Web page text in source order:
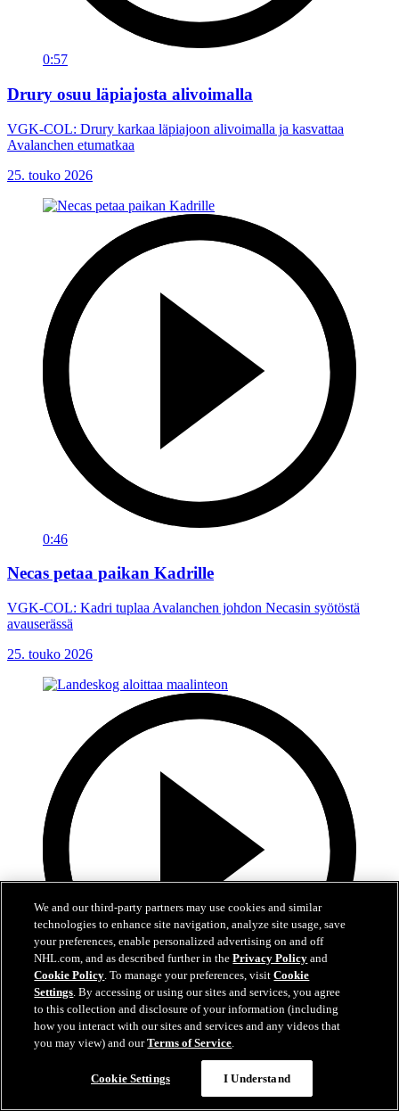
0:57
Drury osuu läpiajosta alivoimalla
VGK-COL: Drury karkaa läpiajoon alivoimalla ja kasvattaa
Avalanchen etumatkaa
25. touko 2026
0:46
Necas petaa paikan Kadrille
VGK-COL: Kadri tuplaa Avalanchen johdon Necasin syötöstä
avauserässä
25. touko 2026
0:53
Landeskog aloittaa maalinteon
VGK-COL: Landeskog iskee avausosuman paluukiekosta
We and our third-party partners may use cookies and similar
technologies to enhance site navigation, analyze site usage, save
your preferences, enable personalized advertising on and off
NHL.com, and as described further in thePrivacy Policy and
Cookie Policy. To manage your preferences, visitCookie
Settings. By accessing or using our sites and services, you agree
to this collection and disclosure of your information (including
how you interact with our sites and services and any videos that
you may view) and ourTerms of Service.
Cookie Settings I Understand